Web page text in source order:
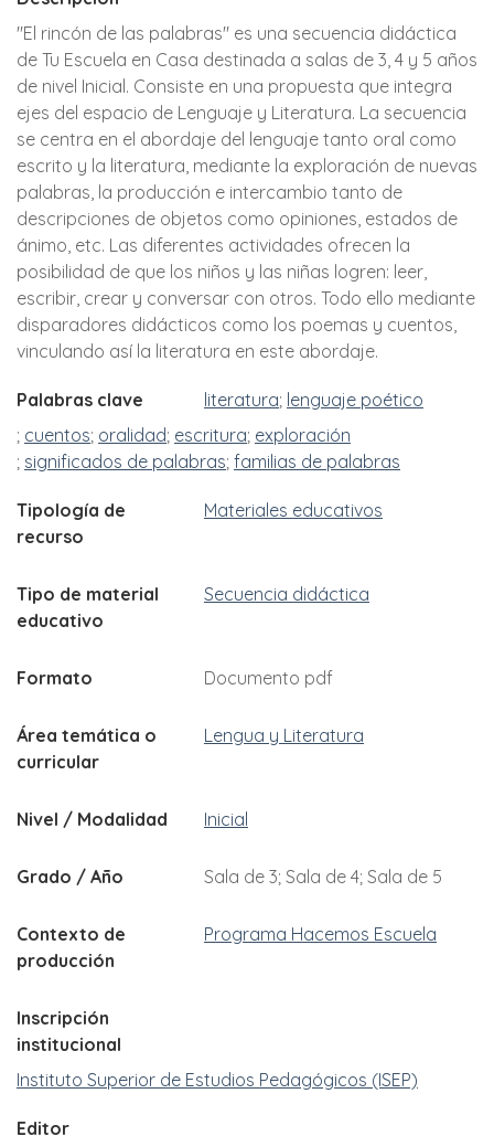
"El rincón de las palabras" es una secuencia didáctica
de Tu Escuela en Casa destinada a salas de 3, 4 y 5 años
de nivel Inicial. Consiste en una propuesta que integra
ejes del espacio de Lenguaje y Literatura. La secuencia
se centra en el abordaje del lenguaje tanto oral como
escrito y la literatura, mediante la exploración de nuevas
palabras, la producción e intercambio tanto de
descripciones de objetos como opiniones, estados de
ánimo, etc. Las diferentes actividades ofrecen la
posibilidad de que los niños y las niñas logren: leer,
escribir, crear y conversar con otros. Todo ello mediante
disparadores didácticos como los poemas y cuentos,
vinculando así la literatura en este abordaje.
Palabras clave literatura lenguaje poético
cuentos oralidad escritura exploración
significados de palabras familias de palabras
Tipología de
recurso
Materiales educativos
Tipo de material
educativo
Secuencia didáctica
Formato Documento pdf
Área temática o
curricular
Lengua y Literatura
Nivel / Modalidad Inicial
Grado / Año Sala de 3 Sala de 4 Sala de 5
Contexto de
producción
Programa Hacemos Escuela
Inscripción
institucional
Instituto Superior de Estudios Pedagógicos (ISEP)
Editor